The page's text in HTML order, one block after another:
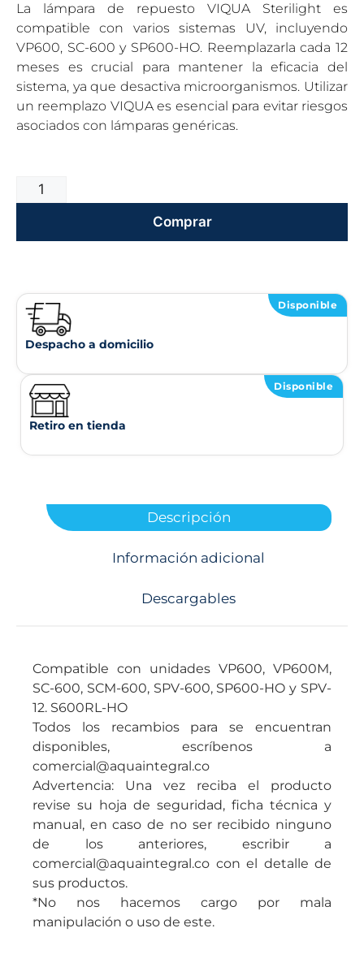
La lámpara de repuesto VIQUA Sterilight es
compatible con varios sistemas UV, incluyendo
VP600, SC-600 y SP600-HO. Reemplazarla cada 12
meses es crucial para mantener la eficacia del
sistema, ya que desactiva microorganismos. Utilizar
un reemplazo VIQUA es esencial para evitar riesgos
asociados con lámparas genéricas.
Comprar
Disponible
Despacho a domicilio
Disponible
Retiro en tienda
Descripción
Información adicional
Descargables
Compatible con unidades VP600, VP600M,
SC-600, SCM-600, SPV-600, SP600-HO y SPV-
12. S600RL-HO
Todos los recambios para se encuentran
disponibles, escríbenos a
comercial@aquaintegral.co
Advertencia: Una vez reciba el producto
revise su hoja de seguridad, ficha técnica y
manual, en caso de no ser recibido ninguno
de los anteriores, escribir a
comercial@aquaintegral.co con el detalle de
sus productos.
*No nos hacemos cargo por mala
manipulación o uso de este.